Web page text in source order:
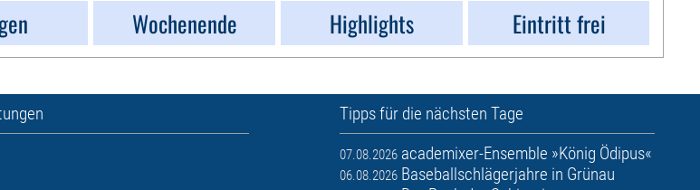
Wochenende Highlights Eintritt frei
Tipps für die nächsten Tage
07.08.2026 academixer-Ensemble »König Ödipus«
06.08.2026 Baseballschlägerjahre in Grünau